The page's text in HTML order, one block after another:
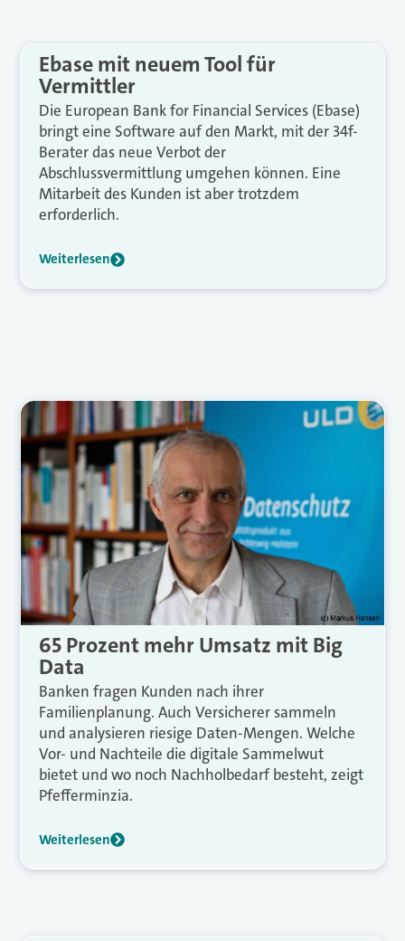
Ebase mit neuem Tool für
Vermittler
Die European Bank for Financial Services (Ebase)
bringt eine Software auf den Markt, mit der 34f-
Berater das neue Verbot der
Abschlussvermittlung umgehen können. Eine
Mitarbeit des Kunden ist aber trotzdem
erforderlich.
Weiterlesen
65 Prozent mehr Umsatz mit Big
Data
Banken fragen Kunden nach ihrer
Familienplanung. Auch Versicherer sammeln
und analysieren riesige Daten-Mengen. Welche
Vor- und Nachteile die digitale Sammelwut
bietet und wo noch Nachholbedarf besteht, zeigt
Pfefferminzia.
Weiterlesen